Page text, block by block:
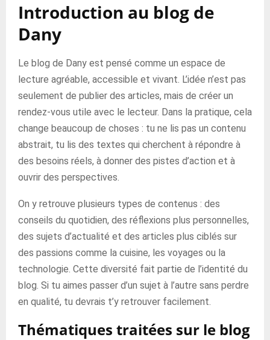
Introduction au blog de
Dany
Le blog de Dany est pensé comme un espace de
lecture agréable, accessible et vivant. L’idée n’est pas
seulement de publier des articles, mais de créer un
rendez-vous utile avec le lecteur. Dans la pratique, cela
change beaucoup de choses : tu ne lis pas un contenu
abstrait, tu lis des textes qui cherchent à répondre à
des besoins réels, à donner des pistes d’action et à
ouvrir des perspectives.
On y retrouve plusieurs types de contenus : des
conseils du quotidien, des réflexions plus personnelles,
des sujets d’actualité et des articles plus ciblés sur
des passions comme la cuisine, les voyages ou la
technologie. Cette diversité fait partie de l’identité du
blog. Si tu aimes passer d’un sujet à l’autre sans perdre
en qualité, tu devrais t’y retrouver facilement.
Thématiques traitées sur le blog